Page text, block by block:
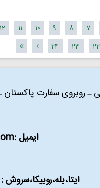
7
8
9
10
11
12
22
23
24
پاکستان ـ پلاک 260 ـ طبقه
ایمیل :
ایتا،بله،روبیکا،سروش :